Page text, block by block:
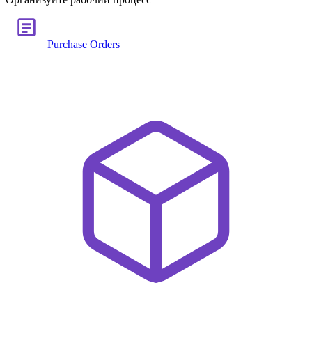
Purchase Orders